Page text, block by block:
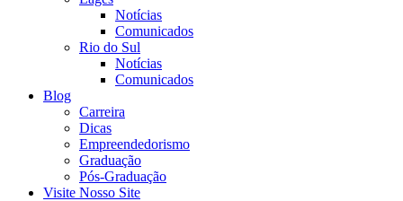
Notícias
Comunicados
Rio do Sul
Notícias
Comunicados
Blog
Carreira
Dicas
Empreendedorismo
Graduação
Pós-Graduação
Visite Nosso Site